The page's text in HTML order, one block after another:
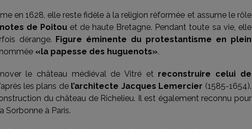
en 1628, elle reste fidèle à la religion réformée et assume le rôle
de Poitou et de haute Bretagne. Pendant toute sa vie, elle
dérange. Figure éminente du protestantisme en plein
«la papesse des huguenots».
le château médiéval de Vitré et reconstruire celui de
les plans del’architecte Jacques Lemercier (1585-1654).
du château de Richelieu. Il est également reconnu pour
Sorbonne à Paris.